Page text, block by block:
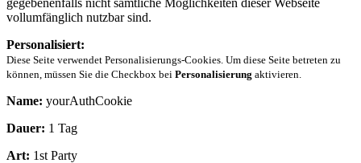
vollumfänglich nutzbar sind.
Personalisiert:
Diese Seite verwendet Personalisierungs-Cookies. Um diese Seite betreten zu
können, müssen Sie die Checkbox bei Personalisierung aktivieren.
Name: yourAuthCookie
Dauer: 1 Tag
Art: 1st Party